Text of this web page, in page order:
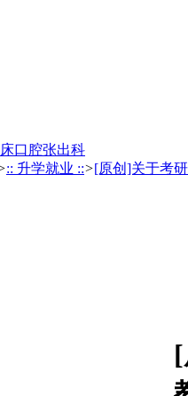
口腔张出科
:: 升学就业 ::>[原创]关于考